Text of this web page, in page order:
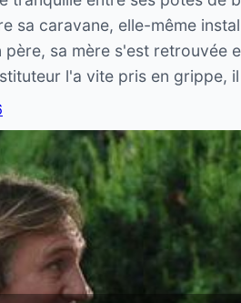
sa caravane, elle-même
sa mère s'est retrouvée
l'a vite pris en grippe,